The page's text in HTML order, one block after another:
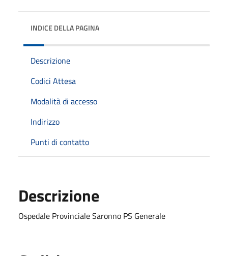
INDICE DELLA PAGINA
Descrizione
Codici Attesa
Modalità di accesso
Indirizzo
Punti di contatto
Descrizione
Ospedale Provinciale Saronno PS Generale